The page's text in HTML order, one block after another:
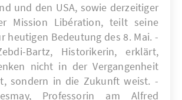
und den USA, sowie derzeitiger
Mission Libération, teilt seine
heutigen Bedeutung des 8. Mai. -
Bartz, Historikerin, erklärt,
nicht in der Vergangenheit
sondern in die Zukunft weist. -
Professorin am Alfred